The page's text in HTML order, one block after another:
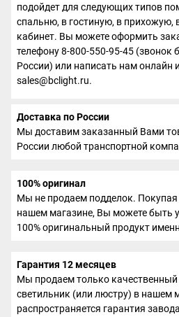
подойдет для следующих типов
спальню, в гостиную, в прихожую,
кабинет. Вы можете оформить
телефону 8-800-550-95-45 (звонок
России) или написать нам онлайн
sales@bclight.ru.
Доставка по России
Мы доставим заказанный Вами
России любой транспортной
100% оригинал
Мы не продаем подделок.
нашем магазине, Вы можете быть
100% оригинальный продукт
Гарантия 12 месяцев
Мы продаем только
светильник (или люстру) в нашем
распространяется гарантия